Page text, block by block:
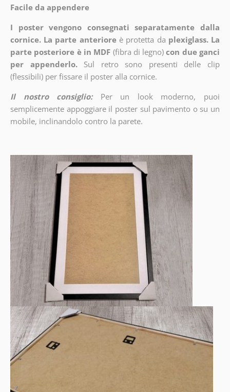
Facile da appendere
I poster vengono consegnati separatamente dalla
cornice. La parte anteriore è protetta da plexiglass. La
parte posteriore è in MDF (fibra di legno) con due ganci
per appenderlo.
Sul retro sono presenti delle clip
(flessibili) per fissare il poster alla cornice.
Il nostro consiglio:
Per un look moderno, puoi
semplicemente appoggiare il poster sul pavimento o su un
mobile, inclinandolo contro la parete.